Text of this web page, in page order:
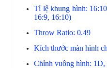
Tỉ lệ khung hình:
16:9, 16:10)
Throw Ratio: 0.49
Kích thước màn hình
Chỉnh vuông hình: 1D,